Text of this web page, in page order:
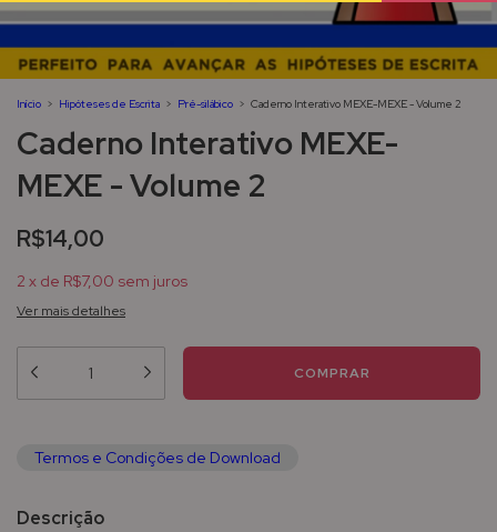
Início > Hipóteses de Escrita > Pré-silábico > Caderno Interativo MEXE-MEXE - Volume 2
Caderno Interativo MEXE-
MEXE - Volume 2
R$14,00
2 x de R$7,00 sem juros
Ver mais detalhes
Termos e Condições de Download
Descrição